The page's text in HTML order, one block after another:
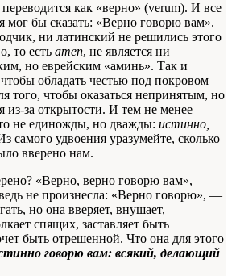
как «верно» (verum). И все
мог бы сказать: «Верно говорю вам».
ни латинский не решились этого
то есть amen, не является ни
но еврейским «аминь». Так и
обладать честью под покровом
того, чтобы оказаться непринятым, но
из-за открытости. И тем не менее
не единожды, но дважды: истинно,
самого удвоения уразумейте, сколько
вверено нам.
«Верно, верно говорю вам», —
не произнесла: «Верно говорю», —
но она вверяет, внушает,
спящих, заставляет быть
быть отрешенной. Что она для этого
говорю вам: всякий, делающий